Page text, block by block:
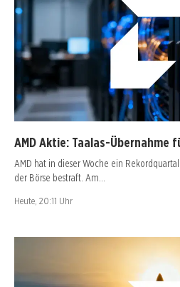
AMD Aktie: Taalas-Übernahme
AMD hat in dieser Woche ein
der Börse bestraft. Am…
Heute, 20:11 Uhr